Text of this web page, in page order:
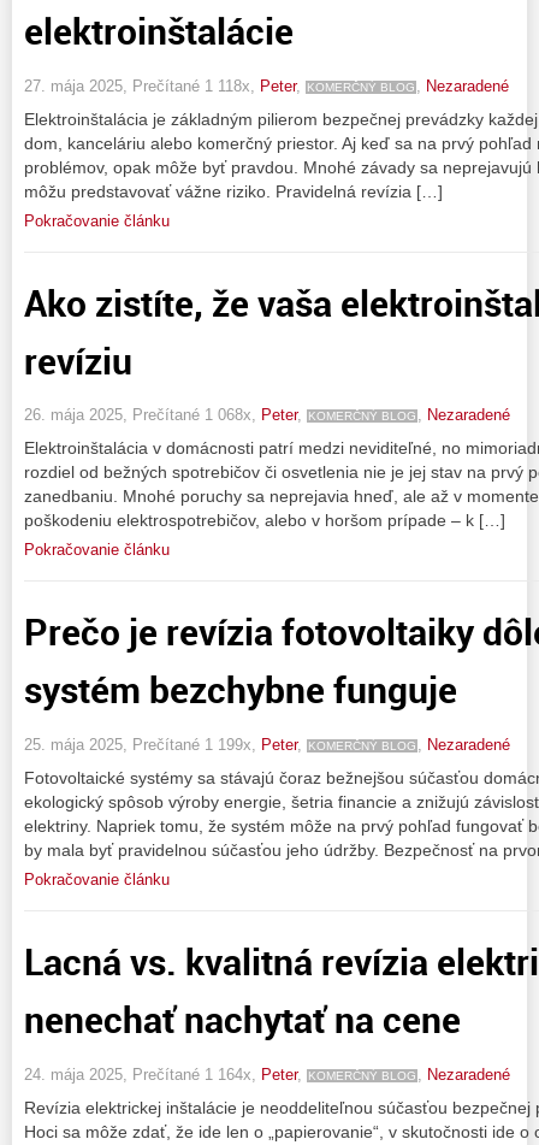
elektroinštalácie
27. mája 2025, Prečítané 1 118x, Peter, KOMERČNÝ BLOG Nezaradené
Elektroinštalácia je základným pilierom bezpečnej prevádzky
dom, kanceláriu alebo komerčný priestor. Aj keď sa na prvý
problémov, opak môže byť pravdou. Mnohé závady sa
môžu predstavovať vážne riziko. Pravidelná revízia […]
Pokračovanie článku
Ako zistíte, že vaša
revíziu
26. mája 2025, Prečítané 1 068x, Peter, KOMERČNÝ BLOG , Nezaradené
Elektroinštalácia v domácnosti patrí medzi neviditeľné, no
rozdiel od bežných spotrebičov či osvetlenia nie je jej stav na prvý
zanedbaniu. Mnohé poruchy sa neprejavia hneď, ale až v
poškodeniu elektrospotrebičov, alebo v horšom prípade – k […]
Pokračovanie článku
Prečo je revízia fotovoltaiky
systém bezchybne funguje
25. mája 2025, Prečítané 1 199x, Peter, KOMERČNÝ BLOG Nezaradené
Fotovoltaické systémy sa stávajú čoraz bežnejšou súčasťou
ekologický spôsob výroby energie, šetria financie a znižujú
elektriny. Napriek tomu, že systém môže na prvý pohľad fungovať
by mala byť pravidelnou súčasťou jeho údržby. Bezpečnosť na
Pokračovanie článku
Lacná vs. kvalitná revízia
nenechať nachytať na cene
24. mája 2025, Prečítané 1 164x, Peter, KOMERČNÝ BLOG Nezaradené
Revízia elektrickej inštalácie je neoddeliteľnou súčasťou
Hoci sa môže zdať, že ide len o „papierovanie“, v skutočnosti ide